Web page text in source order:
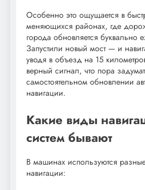
Особенно это ощущается в
меняющихся районах, где
города обновляется буквально
Запустили новый мост — и
уводя в объезд на 15
верный сигнал, что пора
самостоятельном обновлении
навигации.
Какие виды
систем бывают
В машинах используются
навигации: